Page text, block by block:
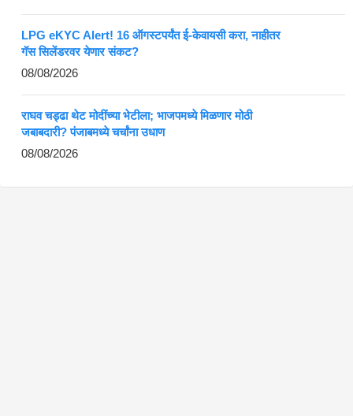
LPG eKYC Alert! 16 ऑगस्टपर्यंत ई-केवायसी करा, नाहीतर
गॅस सिलेंडरवर येणार संकट?
08/08/2026
राघव चड्ढा थेट मोदींच्या भेटीला; भाजपमध्ये मिळणार मोठी
जबाबदारी? पंजाबमध्ये चर्चांना उधाण
08/08/2026